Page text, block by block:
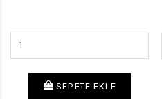
SEPETE EKLE